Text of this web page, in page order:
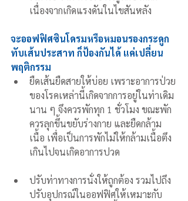
เนื่องจากเกิดแรงดันในไขสันหลัง
จะออฟฟิศซินโดรมหรือหมอนรองกระดูก
ทับเส้นประสาท ก็ป้องกันได้ แค่เปลี่ยน
พฤติกรรม
ยืดเส้นยืดสายให้บ่อย เพราะอาการป่วย
ของโรคเหล่านี้เกิดจากการอยู่ในท่าเดิม
นาน ๆ จึงควรพักทุก 1 ชั่วโมง ขณะพัก
ควรลุกขึ้นขยับร่างกาย และยืดกล้าม
เนื้อ เพื่อเป็นการพักไม่ให้กล้ามเนื้อตึง
เกินไปจนเกิดอาการปวด
ปรับท่าทางการนั่งให้ถูกต้อง รวมไปถึง
ปรับอุปกรณ์ในออฟฟิศให้เหมาะกับ